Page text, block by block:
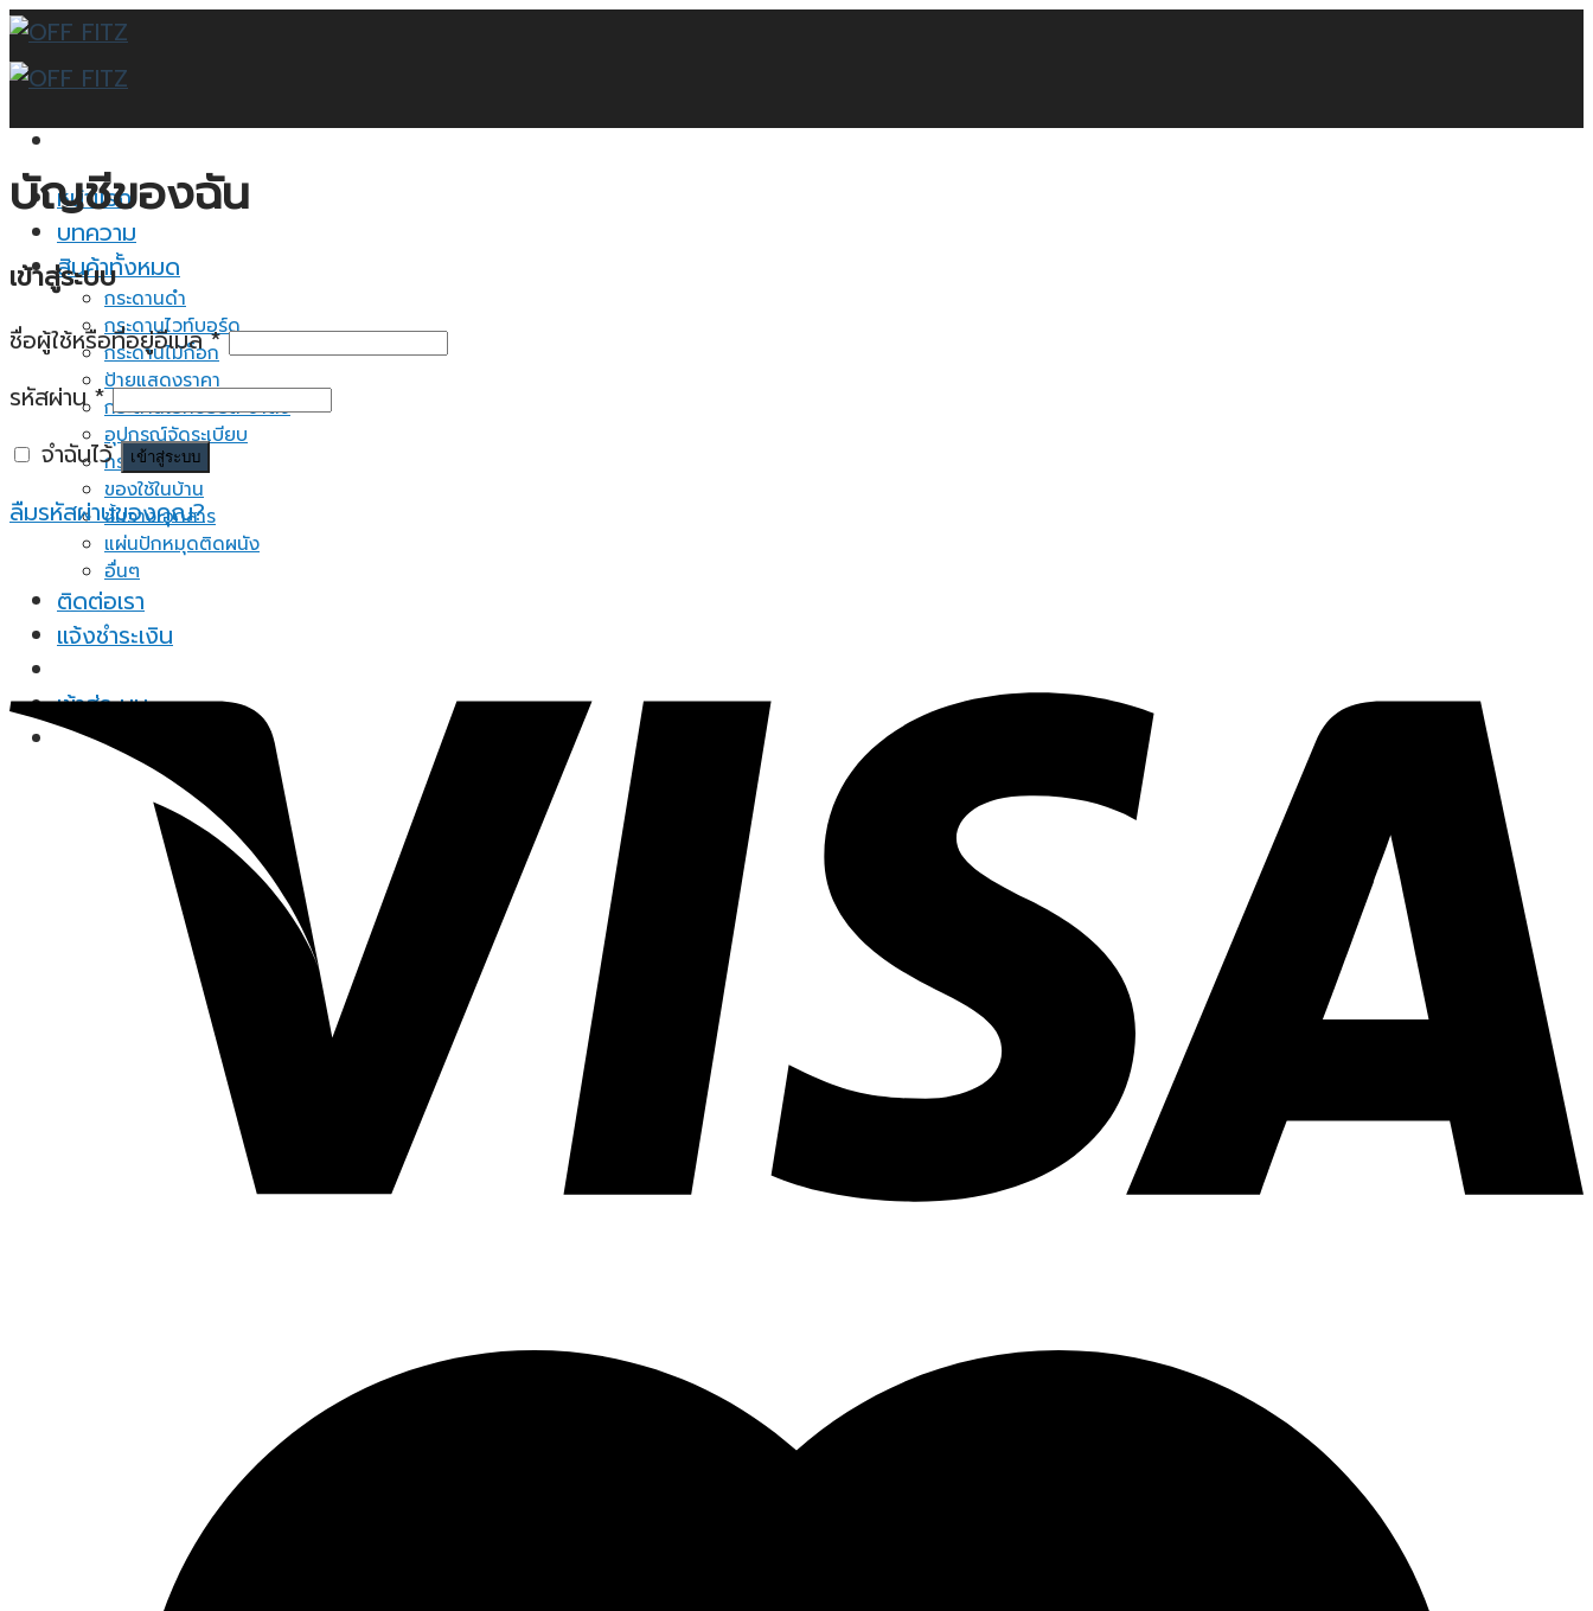
Skip
to
content
หน้าแรก
บทความ
สินค้าทั้งหมด
กระดานดำ
กระดานไวท์บอร์ด
กระดานไม้ก็อก
ป้ายแสดงราคา
กระดานไวท์บอร์ด ขาตั้ง
อุปกรณ์จัดระเบียบ
กระดาษโน้ต
ของใช้ในบ้าน
ชั้นวางเอกสาร
แผ่นปักหมุดติดผนัง
อื่นๆ
ติดต่อเรา
แจ้งชำระเงิน
เข้าสู่ระบบ
บัญชีของฉัน
เข้าสู่ระบบ
ชื่อผู้ใช้หรือที่อยู่อีเมล*
รหัสผ่าน*
จำฉันไว้
เข้าสู่ระบบ
ลืมรหัสผ่านของคุณ?